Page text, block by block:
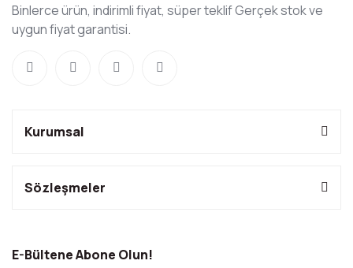
Binlerce ürün, indirimli fiyat, süper teklif Gerçek stok ve
uygun fiyat garantisi.
Kurumsal
Sözleşmeler
E-Bültene Abone Olun!